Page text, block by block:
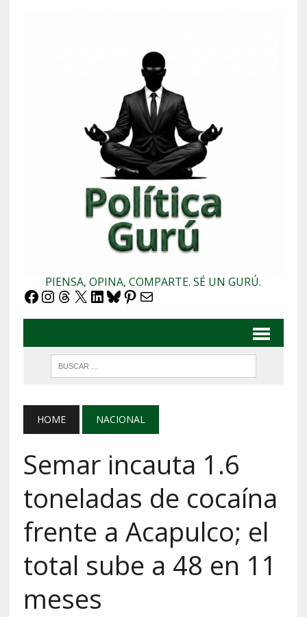
PIENSA, OPINA, COMPARTE. SÉ UN GURÚ.
Facebook
Instagram
Threads
X LinkedIn
Bluesky
Pinterest
Correo electrónico
HOME NACIONAL
Semar incauta 1.6
toneladas de cocaína
frente a Acapulco; el
total sube a 48 en 11
meses